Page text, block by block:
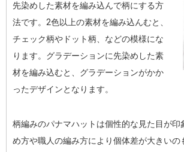
先染めした素材を編み込んで柄にする方
法です。2色以上の素材を編み込んむと、
チェック柄やドット柄、などの模様にな
ります。グラデーションに先染めした素
材を編み込むと、グラデーションがかか
ったデザインとなります。
柄編みのパナマハットは個性的な見た目が印
め方や職人の編み方により個体差が大きいの